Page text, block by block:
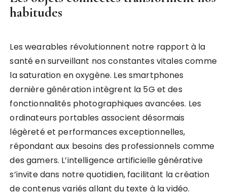
habitudes
Les wearables révolutionnent notre rapport à la
santé en surveillant nos constantes vitales comme
la saturation en oxygène. Les smartphones
dernière génération intègrent la 5G et des
fonctionnalités photographiques avancées. Les
ordinateurs portables associent désormais
légèreté et performances exceptionnelles,
répondant aux besoins des professionnels comme
des gamers. L’intelligence artificielle générative
s’invite dans notre quotidien, facilitant la création
de contenus variés allant du texte à la vidéo.